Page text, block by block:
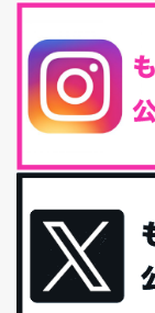
最近、グラノーラ
味しくて栄養たっ
腸活は「食事」だ
腸内環境を整える
最近お風呂上がり
に髪と爪が丈夫に
体に優しい、私の
今回は、最近毎回
礼品トップ５を紹